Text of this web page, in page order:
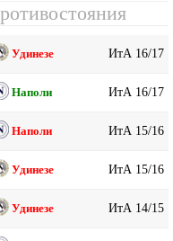
Удинезе ИтА 16/17
Наполи ИтА 16/17
Наполи ИтА 15/16
Удинезе ИтА 15/16
Удинезе ИтА 14/15